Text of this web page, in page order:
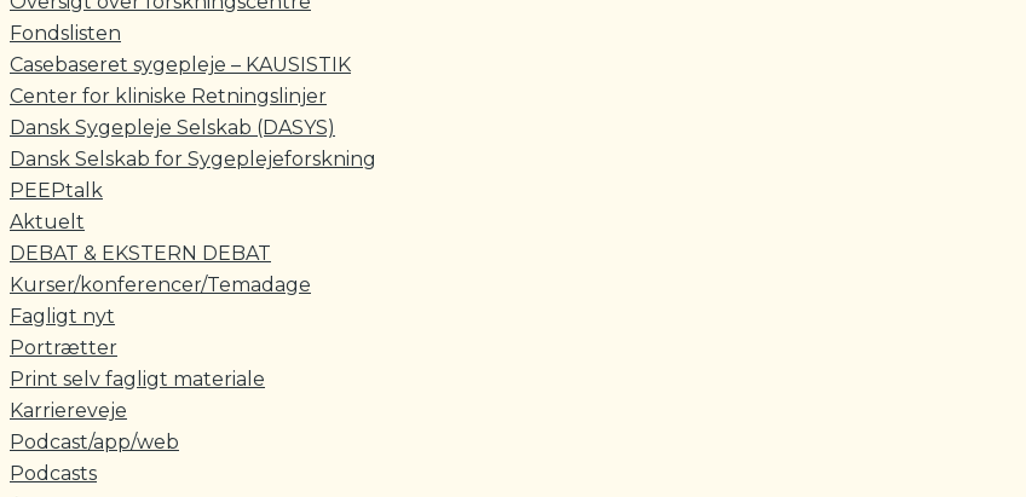
Fondslisten
Casebaseret sygepleje – KAUSISTIK
Center for kliniske Retningslinjer
Dansk Sygepleje Selskab (DASYS)
Dansk Selskab for Sygeplejeforskning
PEEPtalk
Aktuelt
DEBAT & EKSTERN DEBAT
Kurser/konferencer/Temadage
Fagligt nyt
Portrætter
Print selv fagligt materiale
Karriereveje
Podcast/app/web
Podcasts